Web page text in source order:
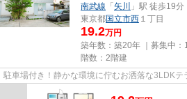
南武線 「 矢川
」駅 徒歩19分
東京都国立市西 １丁目
19.2万円
築年数：築20年 ｜募集中：
階数：2階建
駐車場付き！静かな環境に佇むお洒落な3LDKテ